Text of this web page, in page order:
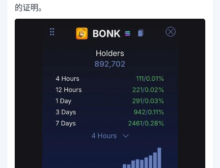
的证明。